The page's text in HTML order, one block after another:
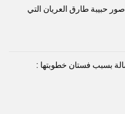
حبيبة طارق العريان التي
بسبب فستان خطوبتها :